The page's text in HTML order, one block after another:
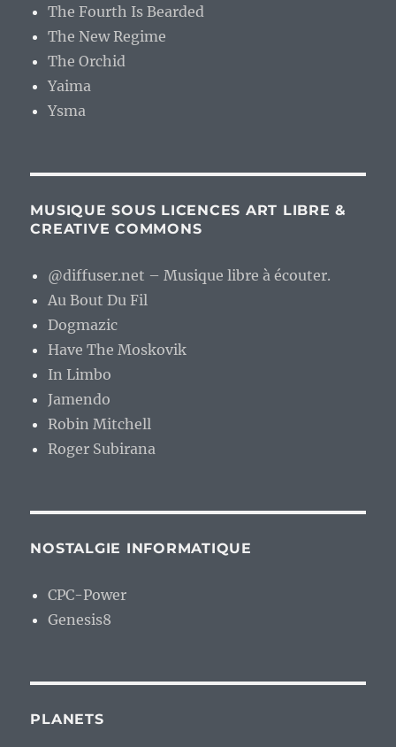
The Fourth Is Bearded
The New Regime
The Orchid
Yaima
Ysma
MUSIQUE SOUS LICENCES ART LIBRE &
CREATIVE COMMONS
@diffuser.net – Musique libre à écouter.
Au Bout Du Fil
Dogmazic
Have The Moskovik
In Limbo
Jamendo
Robin Mitchell
Roger Subirana
NOSTALGIE INFORMATIQUE
CPC-Power
Genesis8
PLANETS